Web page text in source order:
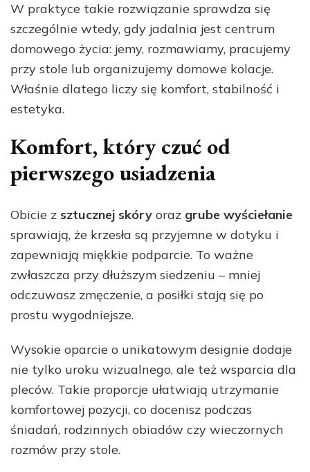
W praktyce takie rozwiązanie sprawdza się
szczególnie wtedy, gdy jadalnia jest centrum
domowego życia: jemy, rozmawiamy, pracujemy
przy stole lub organizujemy domowe kolacje.
Właśnie dlatego liczy się komfort, stabilność i
estetyka.
Komfort, który czuć od
pierwszego usiadzenia
Obicie z sztucznej skóry oraz grube wyściełanie
sprawiają, że krzesła są przyjemne w dotyku i
zapewniają miękkie podparcie. To ważne
zwłaszcza przy dłuższym siedzeniu – mniej
odczuwasz zmęczenie, a posiłki stają się po
prostu wygodniejsze.
Wysokie oparcie o unikatowym designie dodaje
nie tylko uroku wizualnego, ale też wsparcia dla
pleców. Takie proporcje ułatwiają utrzymanie
komfortowej pozycji, co docenisz podczas
śniadań, rodzinnych obiadów czy wieczornych
rozmów przy stole.